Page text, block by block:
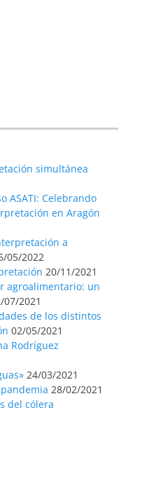
simultánea
ASATI: Celebrando
en Aragón
a
05/2022
20/11/2021
agroalimentario: un
07/2021
de los distintos
02/05/2021
Rodríguez
24/03/2021
28/02/2021
del cólera